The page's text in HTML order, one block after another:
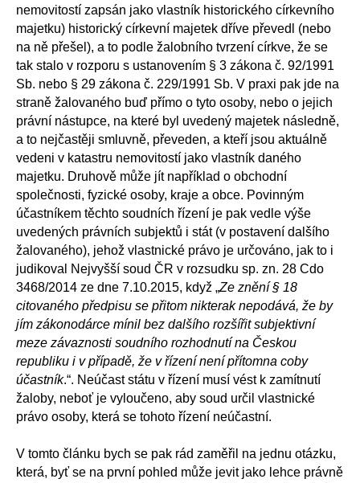
nemovitostí zapsán jako vlastník historického církevního
majetku) historický církevní majetek dříve převedl (nebo
na ně přešel), a to podle žalobního tvrzení církve, že se
tak stalo v rozporu s ustanovením § 3 zákona č. 92/1991
Sb. nebo § 29 zákona č. 229/1991 Sb. V praxi pak jde na
straně žalovaného buď přímo o tyto osoby, nebo o jejich
právní nástupce, na které byl uvedený majetek následně,
a to nejčastěji smluvně, převeden, a kteří jsou aktuálně
vedeni v katastru nemovitostí jako vlastník daného
majetku. Druhově může jít například o obchodní
společnosti, fyzické osoby, kraje a obce. Povinným
účastníkem těchto soudních řízení je pak vedle výše
uvedených právních subjektů i stát (v postavení dalšího
žalovaného), jehož vlastnické právo je určováno, jak to i
judikoval Nejvyšší soud ČR v rozsudku sp. zn. 28 Cdo
3468/2014 ze dne 7.10.2015, když „Ze znění § 18
citovaného předpisu se přitom nikterak nepodává, že by
jím zákonodárce mínil bez dalšího rozšířit subjektivní
meze závaznosti soudního rozhodnutí na Českou
republiku i v případě, že v řízení není přítomna coby
účastník.“. Neúčast státu v řízení musí vést k zamítnutí
žaloby, neboť je vyloučeno, aby soud určil vlastnické
právo osoby, která se tohoto řízení neúčastní.
V tomto článku bych se pak rád zaměřil na jednu otázku,
která, byť se na první pohled může jevit jako lehce právně